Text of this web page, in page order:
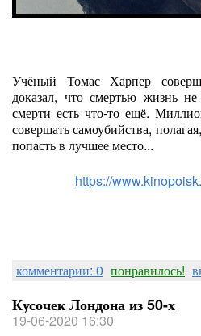
Учёный Томас Харпер
доказал, что смертью жизнь не
смерти есть что-то ещё.
совершать самоубийства,
попасть в лучшее место...
https://
комментарии: 0 понравилось!
Кусочек Лондона из 50-х
19-06-2020 16:30